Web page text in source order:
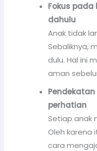
Fokus
dahulu
Anak tidak
Sebaliknya,
dulu. Hal ini
aman
perhatian
Setiap anak
Oleh karena
cara